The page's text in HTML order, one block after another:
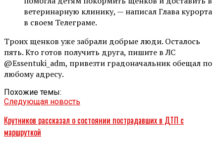
ветеринарную клинику, — написал Глава курорта
в своем Телеграме.
Троих щенков уже забрали добрые люди. Осталось
пять. Кто готов получить друга, пишите в ЛС
@Essentuki_adm, привезти градоначальник обещал по
любому адресу.
Похожие темы:
Следующая новость
Крутников рассказал о состоянии пострадавших в ДТП с
маршруткой